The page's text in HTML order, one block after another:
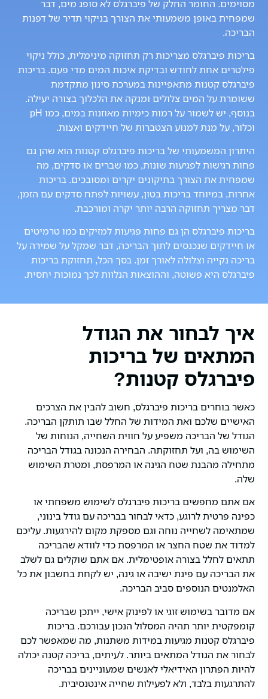
מסוימים. החומר החלק של פיברגלס לא סופג מים, דבר
שמפחית באופן משמעותי את הצורך בניקוי תדיר של דפנות
הבריכה.
בריכות פיברגלס מצריכות רק תחזוקה מינימלית, כולל ניקוי
פילטרים אחת לחודש ובדיקת איכות המים מדי פעם. בריכות
פיברגלס קטנות מתאפיינות במערכת סינון מתקדמת
ששומרת על המים צלולים ומנקה את הלכלוך בצורה יעילה.
בנוסף, יש לשמור על רמות כימיות מאוזנות במים, כמו pH
וכלור, על מנת למנוע הצטברות של חיידקים ואצות.
היתרון המשמעותי של בריכות פיברגלס קטנות הוא שהן גם
פחות רגישות לפגיעות שונות, כמו שברים או סדקים, מה
שמפחית את הצורך בתיקונים יקרים ומסובכים. בריכות
אחרות, במיוחד בריכות בטון, עשויות לפתח סדקים עם הזמן,
דבר מצריך תחזוקה הרבה יותר יקרה ומורכבת.
בריכות פיברגלס הן גם פחות פגיעות למזיקים כמו טרמיטים
או חיידקים שנכנסים לתוך הבריכה, דבר שמקל על שמירה על
בריכה נקייה וצלולה לאורך זמן. בסך הכל, תחזוקת בריכות
פיברגלס היא פשוטה, וההוצאות הנלוות לכך נמוכות יחסית.
איך לבחור את הגודל
המתאים של בריכות
פיברגלס קטנות?
כאשר בוחרים בריכות פיברגלס, חשוב להבין את הצרכים
האישיים שלכם ואת המידות של החלל שבו תותקן הבריכה.
הגודל של הבריכה משפיע על חווית השחייה, הנוחות של
השימוש בה, ועל תחזוקתה. הבחירה הנכונה בגודל הבריכה
מתחילה מהבנת שטח הגינה או המרפסת, ומטרת השימוש
שלה.
אם אתם מחפשים בריכות פיברגלס לשימוש משפחתי או
כפינה פרטית לרוגע, כדאי לבחור בבריכה עם גודל בינוני,
שמתאימה לשחייה נוחה וגם מספקת מקום להירגעות. עליכם
למדוד את שטח החצר או המרפסת כדי לוודא שהבריכה
תתאים לחלל בצורה אופטימלית. אם אתם שוקלים גם לשלב
את הבריכה עם פינת ישיבה או גינה, יש לקחת בחשבון את כל
האלמנטים הנוספים סביב הבריכה.
אם מדובר בשימוש זוגי או לפינוק אישי, ייתכן שבריכה
קומפקטית יותר תהיה המסלול הנכון עבורכם. בריכות
פיברגלס קטנות מגיעות במידות משתנות, מה שמאפשר לכם
לבחור את הגודל המתאים ביותר. לעיתים, בריכה קטנה יכולה
להיות הפתרון האידיאלי לאנשים שמעוניינים בבריכה
להתרגעות בלבד, ולא לפעילות שחייה אינטנסיבית.